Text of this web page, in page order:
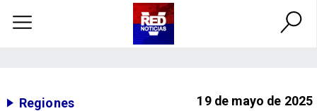
Regiones 19 de mayo de 2025